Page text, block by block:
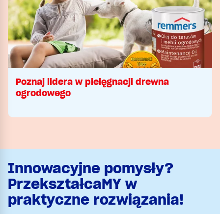
Poznaj lidera w pielęgnacji drewna
ogrodowego
Innowacyjne pomysły?
PrzekształcaMY w
praktyczne rozwiązania!